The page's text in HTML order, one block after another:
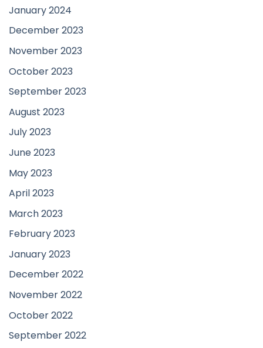
January 2024
December 2023
November 2023
October 2023
September 2023
August 2023
July 2023
June 2023
May 2023
April 2023
March 2023
February 2023
January 2023
December 2022
November 2022
October 2022
September 2022